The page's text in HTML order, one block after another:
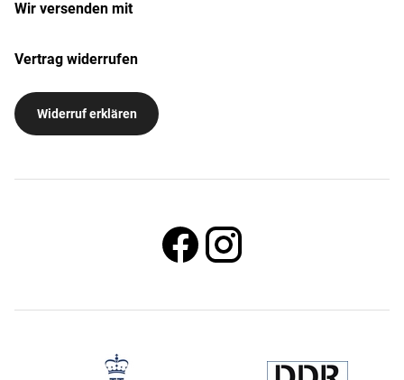
Wir versenden mit
Vertrag widerrufen
Widerruf erklären